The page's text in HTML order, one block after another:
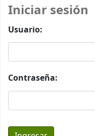
Iniciar sesión
Usuario:
Contraseña: